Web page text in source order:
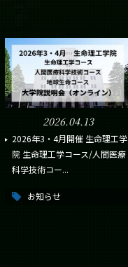
2026.04.13
2026年3・4月開催 生命理工学
院 生命理工学コース/人間医療
科学技術コー...
お知らせ